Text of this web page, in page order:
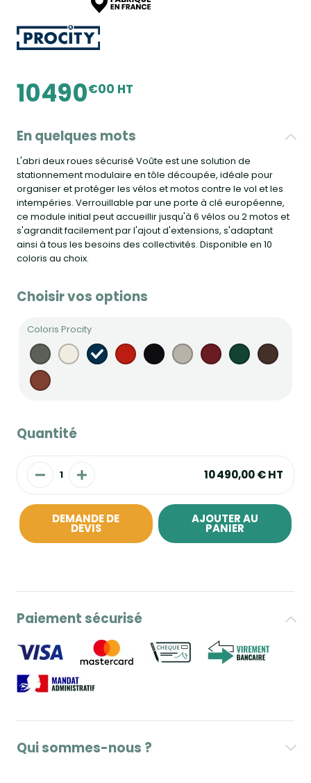
10490€00 HT
En quelques mots
L'abri deux roues sécurisé Voûte est une solution de
stationnement modulaire en tôle découpée, idéale pour
organiser et protéger les vélos et motos contre le vol et les
intempéries. Verrouillable par une porte à clé européenne,
ce module initial peut accueillir jusqu'à 6 vélos ou 2 motos et
s'agrandit facilement par l'ajout d'extensions, s'adaptant
ainsi à tous les besoins des collectivités. Disponible en 10
coloris au choix.
Choisir vos options
Coloris Procity
Quantité
10 490,00 €HT
DEMANDE DE
DEVIS
AJOUTER AU
PANIER
Paiement sécurisé
Qui sommes-nous ?